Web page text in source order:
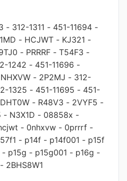
- 312-1311 - 451-11694 -
- HCJWT - KJ321 -
- PRRRF - T54F3 -
1242 - 451-11696 -
NHXVW - 2P2MJ - 312-
1325 - 451-11695 - 451-
DHT0W - R48V3 - 2VYF5 -
- N3X1D - 08858x -
- 0nhxvw - 0prrrf -
- p14f - p14f001 - p15f
- p15g - p15g001 - p16g -
- 2BHS8W1